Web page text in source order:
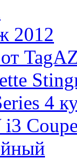
2012
4